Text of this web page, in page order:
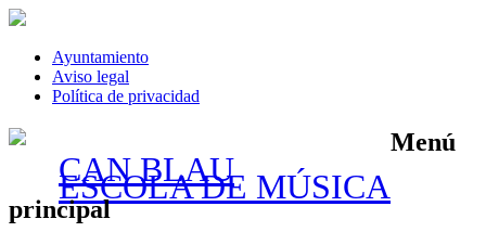
Ayuntamiento
Aviso legal
Política de privacidad
CAN BLAU
ESCOLA DE MÚSICA
Menú
principal